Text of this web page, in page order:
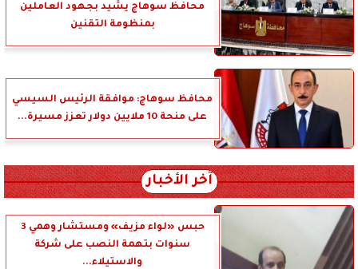
محافظ سوهاج يشيد بجهود العاملين
بمنظومة التقنين
محافظ سوهاج: موافقة الرئيس السيسي
على منحة 10 ملايين دولار تعزز مسيرة...
آخر الأخبار
حبس «لواء مزيف» ومستشار وهمي 3
سنوات بتهمة النصب على شركة
والاستيلاء...